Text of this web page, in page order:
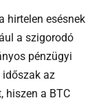
hirtelen esésnek
a szigorodó
pénzügyi
az
hiszen a BTC